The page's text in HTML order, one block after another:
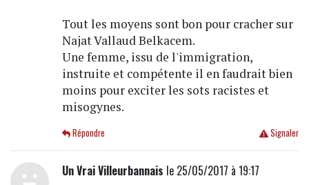
Tout les moyens sont bon pour cracher sur
Najat Vallaud Belkacem.
Une femme, issu de l'immigration,
instruite et compétente il en faudrait bien
moins pour exciter les sots racistes et
misogynes.
Signaler
Répondre
Un Vrai Villeurbannais le 25/05/2017 à 19:17